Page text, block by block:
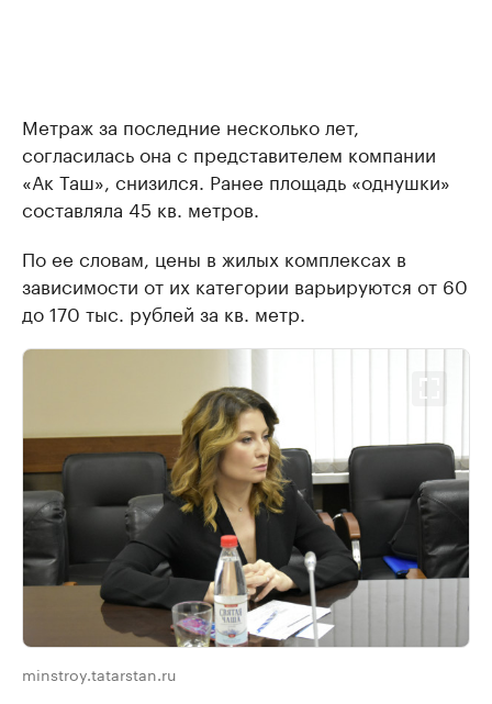
Метраж за последние несколько лет,
согласилась она с представителем компании
«Ак Таш», снизился. Ранее площадь «однушки»
составляла 45 кв. метров.
По ее словам, цены в жилых комплексах в
зависимости от их категории варьируются от 60
до 170 тыс. рублей за кв. метр.
minstroy.tatarstan.ru